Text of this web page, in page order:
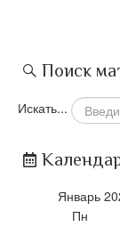
Поиск
Искать...
Январь
Пн